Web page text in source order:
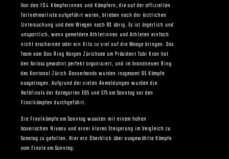
Von den 104 Kämpferinnen und Kämpfern, die auf der offiziellen
Teilnehmerliste aufgeführt waren, blieben nach der ärztlichen
Untersuchung und dem Wiegen noch 93 übrig. Es ist ärgerlich und
unsportlich, wenn gemeldete Athletinnen und Athleten einfach
nicht erscheinen oder ein Kilo zu viel auf die Waage bringen. Das
Team vom Box Ring Horgen Zürichsee um Präsident Tobi Kron hat
den Anlass gewohnt perfekt organisiert, und im brandneuen Ring
des Kantonal Zürich Boxverbands wurden insgesamt 65 Kämpfe
ausgetragen. Aufgrund der vielen Anmeldungen wurden die
Halbfinals der Kategorien E65 und E75 am Sonntag vor den
Finalkämpfen durchgeführt.
Die Finalkämpfe am Sonntag wussten mit einem hohen
boxerischen Niveau und einer klaren Steigerung im Vergleich zu
Samstag zu gefallen. Hier ein Überblick über ausgewählte Kämpfe
vom Finale am Sonntag: